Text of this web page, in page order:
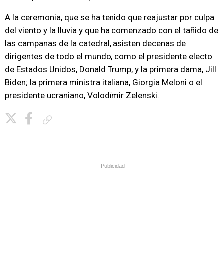
A la ceremonia, que se ha tenido que reajustar por culpa
del viento y la lluvia y que ha comenzado con el tañido de
las campanas de la catedral, asisten decenas de
dirigentes de todo el mundo, como el presidente electo
de Estados Unidos, Donald Trump, y la primera dama, Jill
Biden; la primera ministra italiana, Giorgia Meloni o el
presidente ucraniano, Volodímir Zelenski.
Publicidad